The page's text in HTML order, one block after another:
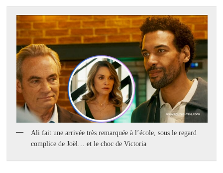
Ali fait une arrivée très remarquée à l’école, sous le regard
complice de Joël… et le choc de Victoria